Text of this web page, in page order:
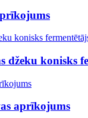
džeku konisks
aprīkojums